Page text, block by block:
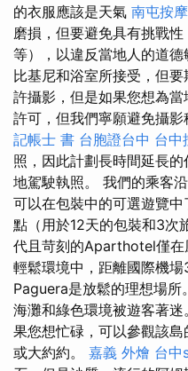
的衣服應該是天氣 南屯按摩
磨損，但要避免具有挑戰
等），以違反當地人的道德
比基尼和浴室所接受，但要
許攝影，但是如果您想為
許可，但我們寧願避免攝影
記帳士 書 台胞證台中 台中
照，因此計劃長時間延長
地駕駛執照。 我們的乘客
可以在包裝中的可選遊覽
點（用於12天的包裝和3次
代且苛刻的Aparthotel僅在
輕鬆環境中，距離國際機場
Paguera是放鬆的理想場所
海灘和綠色環境被遊客著迷
果您想忙碌，可以參觀該島
或大約約。 嘉義 外燴 台中